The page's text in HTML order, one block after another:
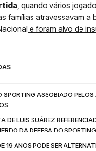
, quando vários
famílias atravessavam a
e foram alvo de
SPORTING ASSOBIADO PELOS
DE LUIS SUÁREZ
DA DEFESA DO SPORTING
19 ANOS PODE SER